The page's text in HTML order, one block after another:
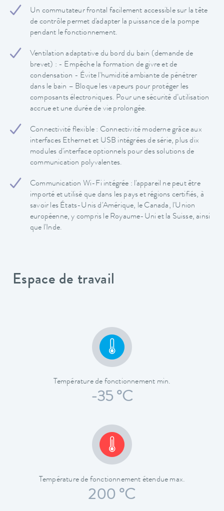
Un commutateur frontal facilement accessible sur la tête
de contrôle permet d'adapter la puissance de la pompe
pendant le fonctionnement.
Ventilation adaptative du bord du bain (demande de
brevet) : - Empêche la formation de givre et de
condensation - Évite l'humidité ambiante de pénétrer
dans le bain – Bloque les vapeurs pour protéger les
composants électroniques. Pour une sécurité d’utilisation
accrue et une durée de vie prolongée.
Connectivité flexible : Connectivité moderne grâce aux
interfaces Ethernet et USB intégrées de série, plus dix
modules d'interface optionnels pour des solutions de
communication polyvalentes.
Communication Wi-Fi intégrée : l'appareil ne peut être
importé et utilisé que dans les pays et régions certifiés, à
savoir les États-Unis d'Amérique, le Canada, l'Union
européenne, y compris le Royaume-Uni et la Suisse, ainsi
que l'Inde.
Espace de travail
Température de fonctionnement min.
-35 °C
Température de fonctionnement étendue max.
200 °C